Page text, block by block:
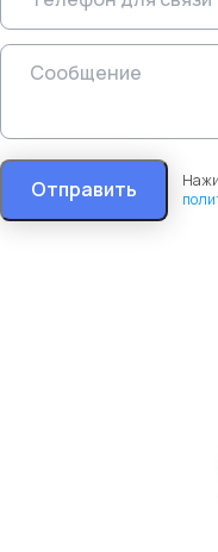
Отправить